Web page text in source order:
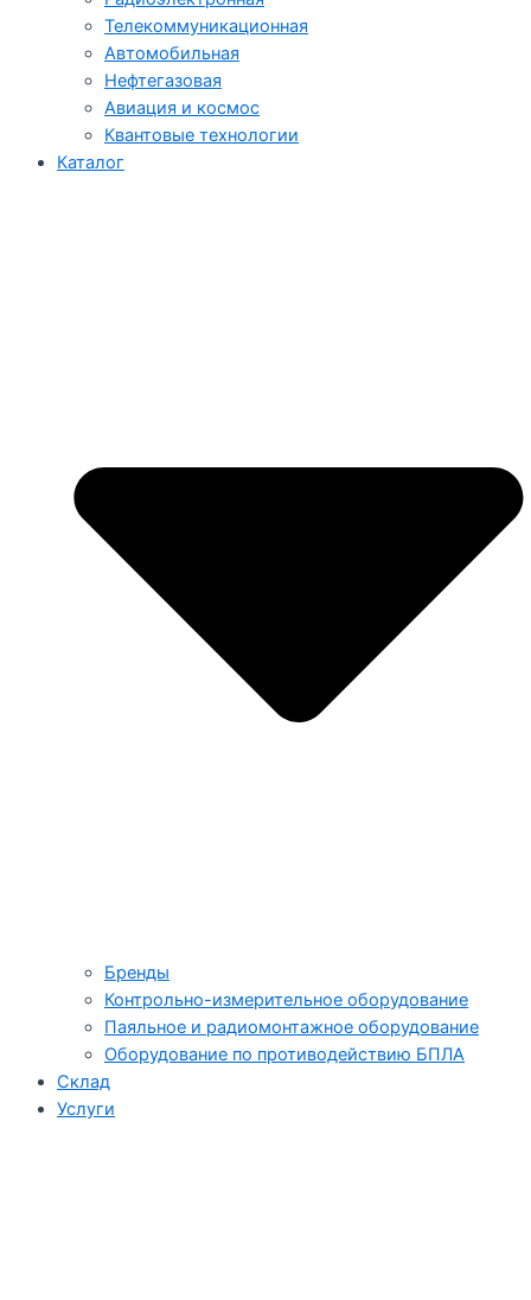
Телекоммуникационная
Автомобильная
Нефтегазовая
Авиация и космос
Квантовые технологии
Каталог
Бренды
Контрольно-измерительное оборудование
Паяльное и радиомонтажное оборудование
Оборудование по противодействию БПЛА
Склад
Услуги